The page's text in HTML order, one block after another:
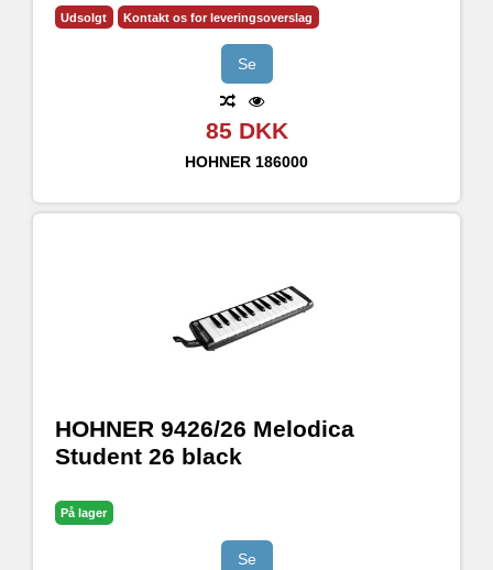
Udsolgt Kontakt os for leveringsoverslag
Se
85 DKK
HOHNER 186000
HOHNER 9426/26 Melodica
Student 26 black
På lager
Se